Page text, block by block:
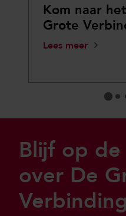
Kom naar
Grote
Lees meer
Blijf op
over De
Verbinding